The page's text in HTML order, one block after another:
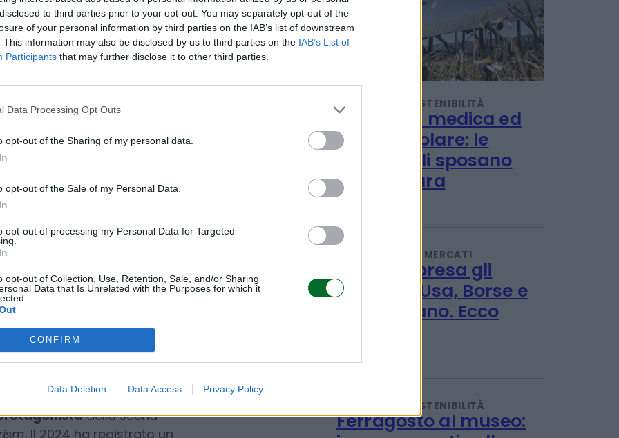
to third parties prior to your opt-out. You may separately opt-out of the
of your personal information by third parties on the IAB’s list of downstream
This information may also be disclosed by us to third parties on the IAB’s List of
Participants that may further disclose it to other third parties.
Data Processing Opt Outs
opt-out of the Sharing of my personal data.
opt-out of the Sale of my Personal Data.
opt-out of processing my Personal Data for Targeted
opt-out of Collection, Use, Retention, Sale, and/or Sharing
Data that Is Unrelated with the Purposes for which it
CONFIRM
Data Deletion Data Access Privacy Policy
della spesa complessiva: il
di euro, la Lombardia 327
di tipo prevalentemente
shopping, emerge una
ad esempio, è al primo
con 229mila notti, pari
mentre il Piemonte si attesta a
con 24mila notti
e infine il Lazio e la
superando ciascuna il 4% del
giornaliero
il turismo dello shopping si
TENDENZE E SOSTENIBILITÀ
Ulivi, erba medica ed
energia solare: le
rinnovabili sposano
l'agricoltura
INVESTIMENTI E MERCATI
Giù a sorpresa gli
Titta Ferraro